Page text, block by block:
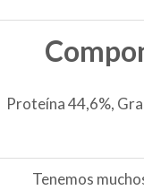
Proteína 44,6%,
Tenemos